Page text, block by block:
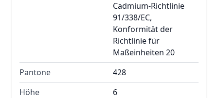
Cadmium-Richtlinie
91/338/EC,
Konformität der
Richtlinie für
Maßeinheiten 20
Pantone
428
Höhe
6